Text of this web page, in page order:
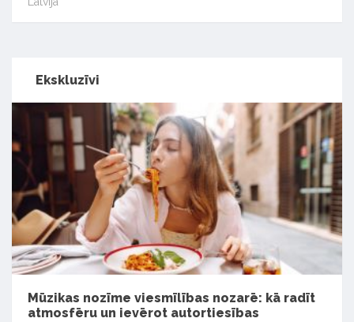
Ekskluzīvi
Mūzikas nozīme viesmīlības nozarē: kā radīt
atmosfēru un ievērot autortiesības